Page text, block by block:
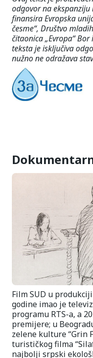
odgovor na
finansira Evropska
česme“, Društvo
čitaonica „Evropa“ Bor
teksta je isključiva
nužno ne odražava
Film SUD u
godine imao je
programu RTS-a, a
premijere; u
zelene kulture “Grin
turističkog filma
najbolji srpski